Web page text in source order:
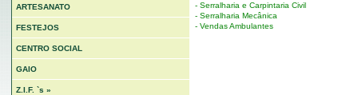
ARTESANATO
FESTEJOS
CENTRO SOCIAL
GAIO
Z.I.F. `s »
- Serralharia e Carpintaria Civil
- Serralharia Mecânica
- Vendas Ambulantes